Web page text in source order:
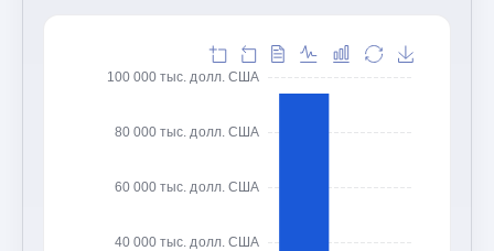
40 000 тыс. долл. США
60 000 тыс. долл. США
80 000 тыс. долл. США
100 000 тыс. долл. США